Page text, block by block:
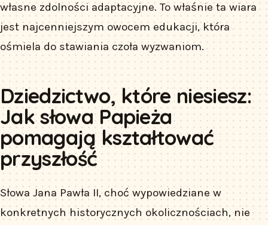
własne zdolności adaptacyjne. To właśnie ta wiara
jest najcenniejszym owocem edukacji, która
ośmiela do stawiania czoła wyzwaniom.
Dziedzictwo, które niesiesz:
Jak słowa Papieża
pomagają kształtować
przyszłość
Słowa Jana Pawła II, choć wypowiedziane w
konkretnych historycznych okolicznościach, nie